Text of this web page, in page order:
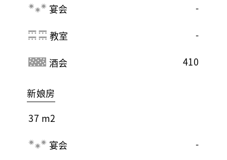
宴会
-
教室 -
酒会 410
新娘房
37 m2
宴会
-